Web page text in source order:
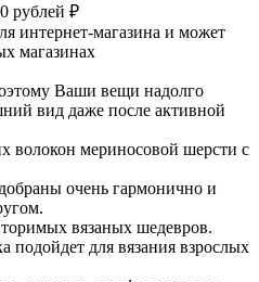
рублей ₽
интернет-магазина и может
магазинах
Ваши вещи надолго
вид даже после активной
волокон мериносовой шерсти с
очень гармонично и
вязаных шедевров.
подойдет для вязания взрослых